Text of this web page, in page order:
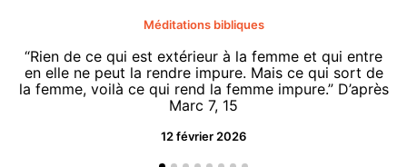
Méditations bibliques
“Rien de ce qui est extérieur à la femme et qui entre
en elle ne peut la rendre impure. Mais ce qui sort de
la femme, voilà ce qui rend la femme impure.” D’après
Marc 7, 15
12 février 2026